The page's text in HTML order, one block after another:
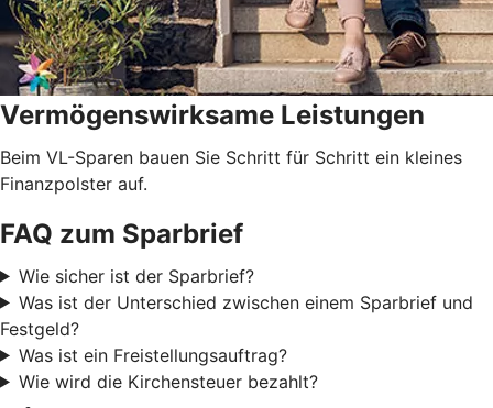
Vermögenswirksame Leistungen
Beim VL-Sparen bauen Sie Schritt für Schritt ein kleines
Finanzpolster auf.
FAQ zum Sparbrief
Wie sicher ist der Sparbrief?
Was ist der Unterschied zwischen einem Sparbrief und
Festgeld?
Was ist ein Freistellungsauftrag?
Wie wird die Kirchensteuer bezahlt?